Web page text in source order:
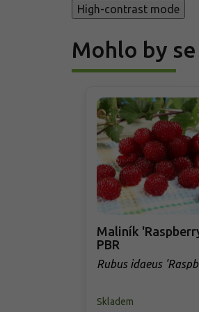
High-contrast mode
Mohlo by
Maliník
PBR
Rubus idaeus
Skladem